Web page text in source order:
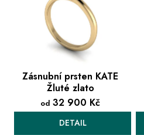
Zásnubní prsten KATE
Žluté zlato
od 32 900 Kč
DETAIL